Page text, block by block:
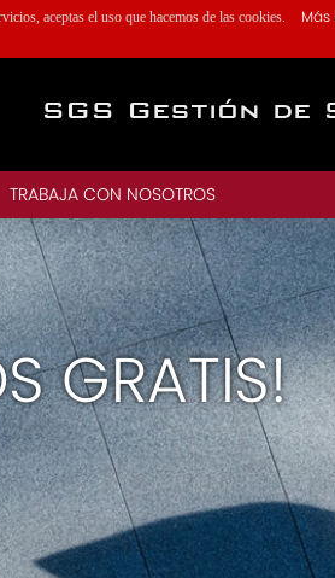
SGS Gestión de
TRABAJA CON NOSOTROS
GRATIS!
aceptas el uso que hacemos de las cookies.